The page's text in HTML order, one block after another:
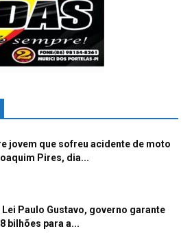
jovem que sofreu acidente de moto
Pires, dia...
Lei Paulo Gustavo, governo garante
bilhões para a...